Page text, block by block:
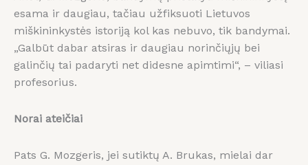
esama ir daugiau, tačiau užfiksuoti Lietuvos
miškininkystės istoriją kol kas nebuvo, tik bandymai.
„Galbūt dabar atsiras ir daugiau norinčiųjų bei
galinčių tai padaryti net didesne apimtimi“, – viliasi
profesorius.
Norai ateičiai
Pats G. Mozgeris, jei sutiktų A. Brukas, mielai dar